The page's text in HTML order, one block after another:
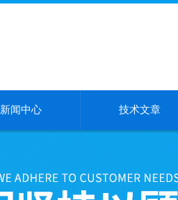
新闻中心 技术文章